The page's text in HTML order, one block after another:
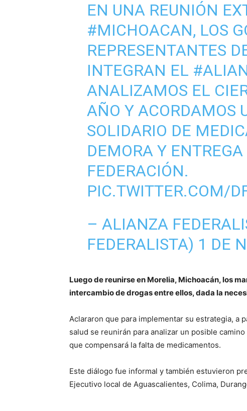
EN UNA REUNIÓN
#MICHOACAN, LOS
REPRESENTANTES
INTEGRAN EL
ANALIZAMOS EL
AÑO Y ACORDAMOS
SOLIDARIO DE
DEMORA Y
FEDERACIÓN.
PIC.TWITTER.COM/
– ALIANZA
FEDERALISTA) 1 DE
Luego de reunirse en Morelia, Michoacán, los
intercambio de drogas entre ellos, dada la
Aclararon que para implementar su estrategia, a
salud se reunirán para analizar un posible
que compensará la falta de medicamentos.
Este diálogo fue informal y también estuvieron
Ejecutivo local de Aguascalientes, Colima,